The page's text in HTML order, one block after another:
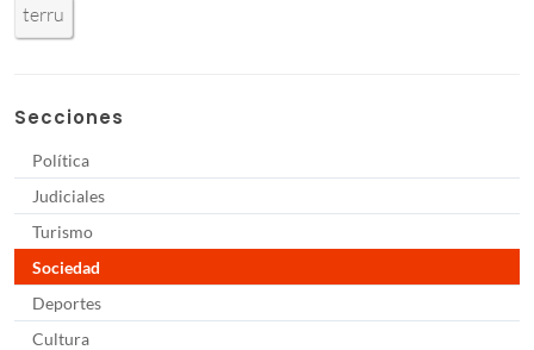
terru
Secciones
Política
Judiciales
Turismo
Sociedad
Deportes
Cultura